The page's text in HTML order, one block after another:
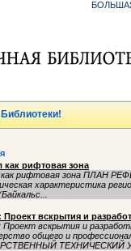
как рифтовая зона
как рифтовая зона ПЛАН
характеристика
вскрытия и
вскрытия и
общего и
ТЕХНИЧЕСКИЙ